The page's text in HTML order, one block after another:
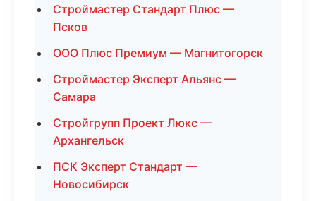
Строймастер Стандарт Плюс —
Псков
ООО Плюс Премиум — Магнитогорск
Строймастер Эксперт Альянс —
Самара
Стройгрупп Проект Люкс —
Архангельск
ПСК Эксперт Стандарт —
Новосибирск